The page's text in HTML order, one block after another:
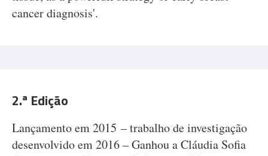
cancer diagnosis'.
2.ª Edição
Lançamento em 2015 – trabalho de investigação
desenvolvido em 2016 – Ganhou a Cláudia Sofia